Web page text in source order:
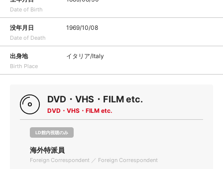
Date of Birth
没年月日
Date of Death
1969/10/08
出身地
Birth Place
イタリア/Italy
DVD・VHS・FILM etc.
DVD・VHS・FILM etc.
LD館内視聴のみ
海外特派員
Foreign Correspondent ／ Foreign Correspondent